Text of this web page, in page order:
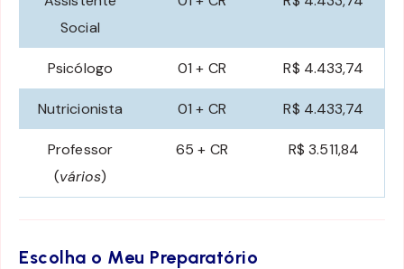
Social
Psicólogo 01 + CR R$ 4.433,74
Nutricionista 01 + CR R$ 4.433,74
Professor
(vários)
65 + CR R$ 3.511,84
Escolha o Meu Preparatório